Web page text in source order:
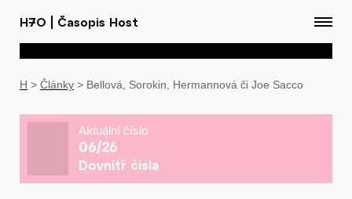
H7O Časopis Host
H > Články > Bellová, Sorokin, Hermannová či Joe Sacco
Aktuální číslo
06/26
Dovnitř čísla